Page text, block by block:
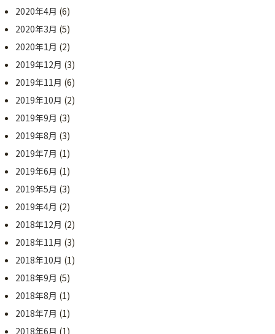
2020年4月 (6)
2020年3月 (5)
2020年1月 (2)
2019年12月 (3)
2019年11月 (6)
2019年10月 (2)
2019年9月 (3)
2019年8月 (3)
2019年7月 (1)
2019年6月 (1)
2019年5月 (3)
2019年4月 (2)
2018年12月 (2)
2018年11月 (3)
2018年10月 (1)
2018年9月 (5)
2018年8月 (1)
2018年7月 (1)
2018年6月 (1)